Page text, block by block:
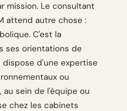
mission. Le consultant
attend autre chose :
C'est la
ses orientations de
d'une expertise
ou
sein de l'équipe ou
chez les cabinets